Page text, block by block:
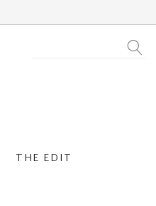
THE EDIT